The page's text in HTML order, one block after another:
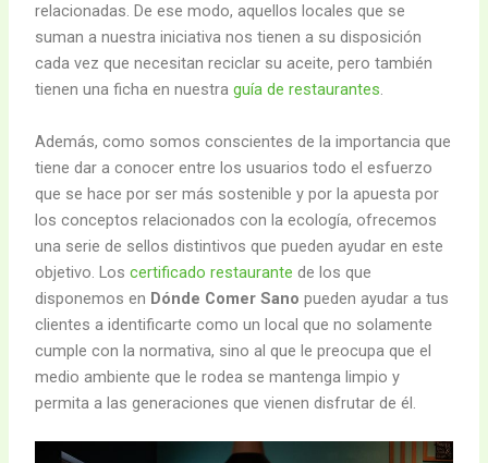
relacionadas. De ese modo, aquellos locales que se
suman a nuestra iniciativa nos tienen a su disposición
cada vez que necesitan reciclar su aceite, pero también
tienen una ficha en nuestraguía de restaurantes.
Además, como somos conscientes de la importancia que
tiene dar a conocer entre los usuarios todo el esfuerzo
que se hace por ser más sostenible y por la apuesta por
los conceptos relacionados con la ecología, ofrecemos
una serie de sellos distintivos que pueden ayudar en este
objetivo. Loscertificado restaurante de los que
disponemos en Dónde Comer Sano pueden ayudar a tus
clientes a identificarte como un local que no solamente
cumple con la normativa, sino al que le preocupa que el
medio ambiente que le rodea se mantenga limpio y
permita a las generaciones que vienen disfrutar de él.